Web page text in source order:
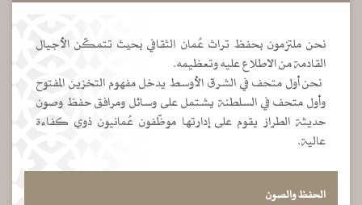
نحن ملتزمون بحفظ تراث عُمان الثقافي بحيث تتمكّن الأجيال
القادمة من الاطلاع عليه وتعظيمه.
نحن أول متحف في الشرق الأوسط يدخل مفهوم التخزين المفتوح
وأول متحف في السلطنة يشتمل على وسائل ومرافق حفظ وصون
حديثة الطراز يقوم على إدارتها موظّفون عُمانيون ذوي كفاءة
عالية.
الحفظ والصون